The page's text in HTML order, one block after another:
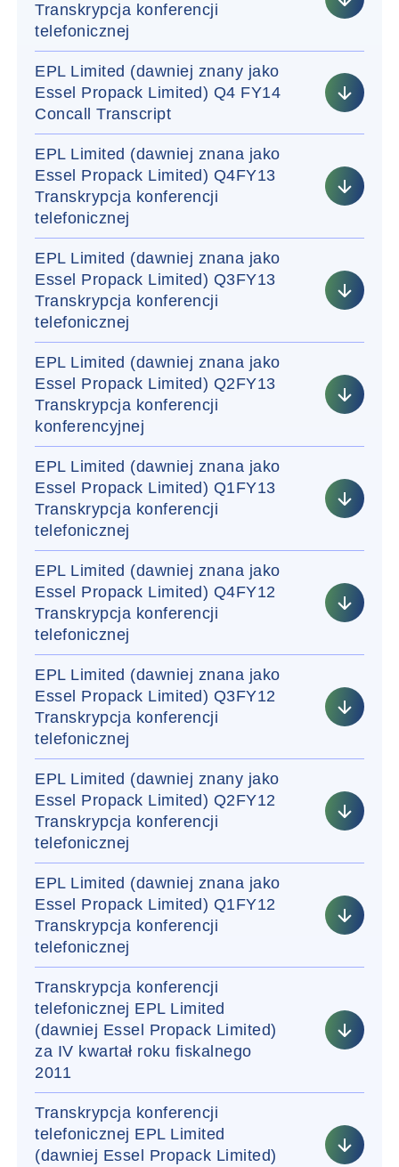
Transkrypcja konferencji
telefonicznej
EPL Limited (dawniej znany jako
Essel Propack Limited) Q4 FY14
Concall Transcript
EPL Limited (dawniej znana jako
Essel Propack Limited) Q4FY13
Transkrypcja konferencji
telefonicznej
EPL Limited (dawniej znana jako
Essel Propack Limited) Q3FY13
Transkrypcja konferencji
telefonicznej
EPL Limited (dawniej znana jako
Essel Propack Limited) Q2FY13
Transkrypcja konferencji
konferencyjnej
EPL Limited (dawniej znana jako
Essel Propack Limited) Q1FY13
Transkrypcja konferencji
telefonicznej
EPL Limited (dawniej znana jako
Essel Propack Limited) Q4FY12
Transkrypcja konferencji
telefonicznej
EPL Limited (dawniej znana jako
Essel Propack Limited) Q3FY12
Transkrypcja konferencji
telefonicznej
EPL Limited (dawniej znany jako
Essel Propack Limited) Q2FY12
Transkrypcja konferencji
telefonicznej
EPL Limited (dawniej znana jako
Essel Propack Limited) Q1FY12
Transkrypcja konferencji
telefonicznej
Transkrypcja konferencji
telefonicznej EPL Limited
(dawniej Essel Propack Limited)
za IV kwartał roku fiskalnego
2011
Transkrypcja konferencji
telefonicznej EPL Limited
(dawniej Essel Propack Limited)